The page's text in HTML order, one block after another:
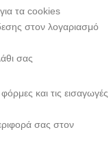
τα cookies
στον λογαριασμό
σας
και τις εισαγωγές
σας στον